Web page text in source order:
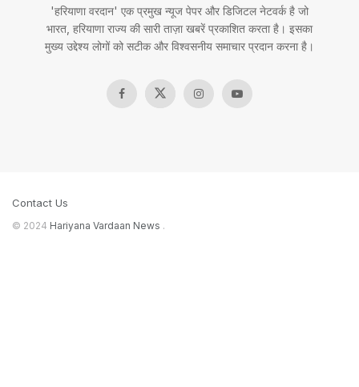
'हरियाणा वरदान' एक प्रमुख न्यूज पेपर और डिजिटल नेटवर्क है जो
भारत, हरियाणा राज्य की सारी ताज़ा खबरें प्रकाशित करता है। इसका
मुख्य उद्देश्य लोगों को सटीक और विश्वसनीय समाचार प्रदान करना है।
Contact Us
© 2024 Hariyana Vardaan News .